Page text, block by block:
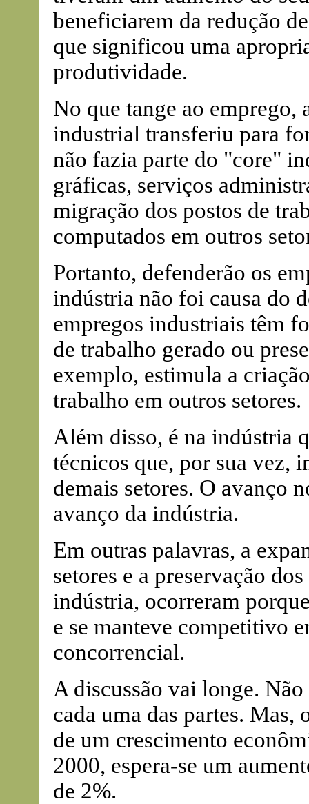
beneficiarem da redução
que significou uma
produtividade.
No que tange ao emprego,
industrial transferiu para
não fazia parte do "core"
gráficas, serviços
migração dos postos de
computados em outros
Portanto, defenderão os
indústria não foi causa do
empregos industriais têm
de trabalho gerado ou
exemplo, estimula a
trabalho em outros setores.
Além disso, é na indústria
técnicos que, por sua vez,
demais setores. O avanço
avanço da indústria.
Em outras palavras, a
setores e a preservação
indústria, ocorreram
e se manteve competitivo
concorrencial.
A discussão vai longe.
cada uma das partes.
de um crescimento
2000, espera-se um
de 2%.